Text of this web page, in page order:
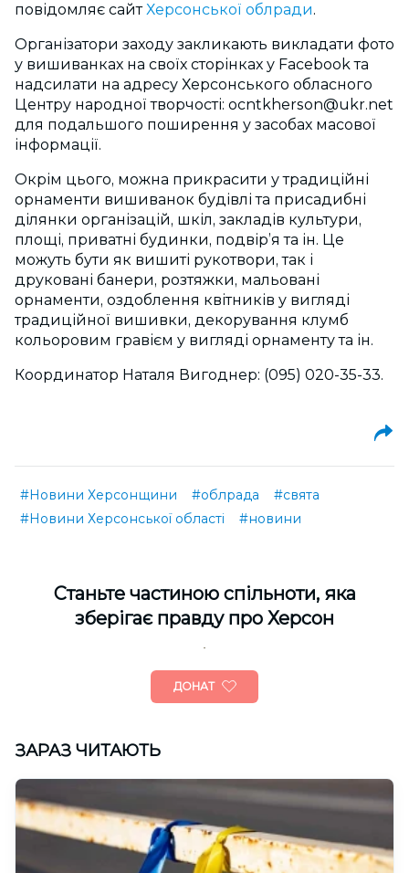
повідомляє сайтХерсонської облради.
Організатори заходу закликають викладати фото
у вишиванках на своїх сторінках у Facebook та
надсилати на адресу Херсонського обласного
Центру народної творчості: ocntkherson@ukr.net
для подальшого поширення у засобах масової
інформації.
Окрім цього, можна прикрасити у традиційні
орнаменти вишиванок будівлі та присадибні
ділянки організацій, шкіл, закладів культури,
площі, приватні будинки, подвір’я та ін. Це
можуть бути як вишиті рукотвори, так і
друковані банери, розтяжки, мальовані
орнаменти, оздоблення квітників у вигляді
традиційної вишивки, декорування клумб
кольоровим гравієм у вигляді орнаменту та ін.
Координатор Наталя Вигоднер: (095) 020-35-33.
#Новини Херсонщини #облрада
#свята
#Новини Херсонської області
#новини
Cтаньте частиною спільноти, яка
зберігає правду про Херсон
ДОНАТ
ЗАРАЗ ЧИТАЮТЬ